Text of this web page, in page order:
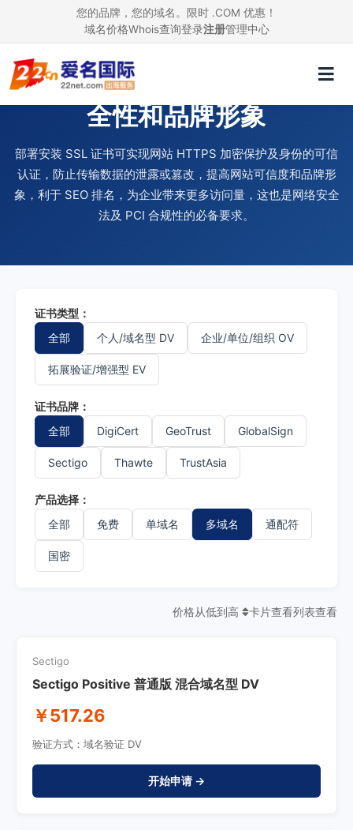
您的品牌，您的域名。限时 .COM 优惠！
域名价格Whois查询登录注册管理中心
使用 SSL 证书，提升网站安
全性和品牌形象
部署安装 SSL 证书可实现网站 HTTPS 加密保护及身份的可信
认证，防止传输数据的泄露或篡改，提高网站可信度和品牌形
象，利于 SEO 排名，为企业带来更多访问量，这也是网络安全
法及 PCI 合规性的必备要求。
证书类型：
全部
个人/域名型 DV 企业/单位/组织 OV
拓展验证/增强型 EV
证书品牌：
全部
DigiCert GeoTrust GlobalSign
Sectigo Thawte TrustAsia
产品选择：
全部
免费 单域名 多域名 通配符
国密
价格从低到高 卡片查看列表查看
Sectigo
Sectigo Positive 普通版 混合域名型 DV
￥517.26
验证方式：域名验证 DV
开始申请 →